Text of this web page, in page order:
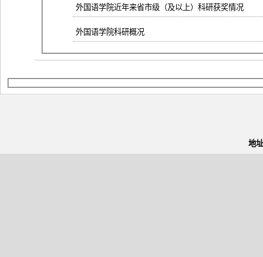
外国语学院近年来省市级（及以上）科研获奖情况
外国语学院科研概况
地址